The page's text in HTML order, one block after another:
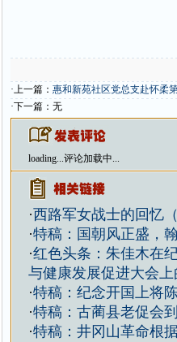
·上一篇： 惠和新苑社区党总支赴怀柔
·下一篇：无
loading...评论加载中...
·西路军女战士的回忆（
·特稿：国朝风正盛，
·红色头条：朱佳木在
与健康发展促进大会上
·特稿：纪念开国上将
·特稿：古蔺县老促会
·特稿：井冈山革命根